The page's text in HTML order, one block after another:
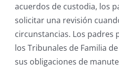
acuerdos de custodia, los
solicitar una revisión
circunstancias. Los padres
los Tribunales de Familia
sus obligaciones de